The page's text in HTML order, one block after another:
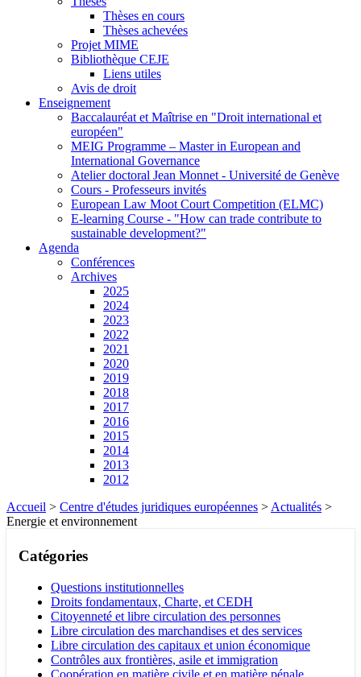
Thèses en cours
Thèses achevées
Projet MIME
Bibliothèque CEJE
Liens utiles
Avis de droit
Enseignement
Baccalauréat et Maîtrise en "Droit international et
européen"
MEIG Programme – Master in European and
International Governance
Atelier doctoral Jean Monnet - Université de Genève
Cours - Professeurs invités
European Law Moot Court Competition (ELMC)
E-learning Course - "How can trade contribute to
sustainable development?"
Agenda
Conférences
Archives
2025
2024
2023
2022
2021
2020
2019
2018
2017
2016
2015
2014
2013
2012
Accueil > Centre d'études juridiques européennes > Actualités >
Energie et environnement
Catégories
Questions institutionnelles
Droits fondamentaux, Charte, et CEDH
Citoyenneté et libre circulation des personnes
Libre circulation des marchandises et des services
Libre circulation des capitaux et union économique
Contrôles aux frontières, asile et immigration